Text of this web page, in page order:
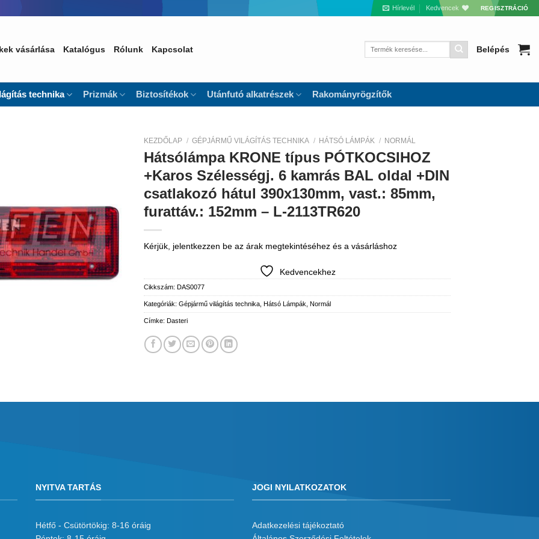
Hírlevél Kedvencek REGISZTRÁCIÓ
vásárlása Katalógus Rólunk Kapcsolat
Keresés
Belépés
technika Prizmák Biztosítékok Utánfutó alkatrészek Rakományrögzítők
KEZDŐLAP / GÉPJÁRMŰ VILÁGÍTÁS TECHNIKA / HÁTSÓ LÁMPÁK / NORMÁL
Hátsólámpa KRONE típus PÓTKOCSIHOZ
+Karos Szélességj. 6 kamrás BAL oldal +DIN
csatlakozó hátul 390x130mm, vast.: 85mm,
furattáv.: 152mm – L-2113TR620
Kérjük, jelentkezzen be az árak megtekintéséhez és a vásárláshoz
Kedvencekhez
Cikkszám: DAS0077
Kategóriák: Gépjármű világítás technika Hátsó Lámpák Normál
Címke: Dasteri
NYITVA TARTÁS
Hétfő - Csütörtökig: 8-16 óráig
JOGI NYILATKOZATOK
Adatkezelési tájékoztató